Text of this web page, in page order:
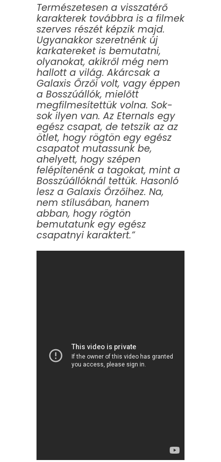
Természetesen a visszatérő
karakterek továbbra is a filmek
szerves részét képzik majd.
Ugyanakkor szeretnénk új
karkatereket is bemutatni,
olyanokat, akikről még nem
hallott a világ. Akárcsak a
Galaxis Őrzői volt, vagy éppen
a Bosszúállók, mielőtt
megfilmesítettük volna. Sok-
sok ilyen van. Az Eternals egy
egész csapat, de tetszik az az
ötlet, hogy rögtön egy egész
csapatot mutassunk be,
ahelyett, hogy szépen
felépítenénk a tagokat, mint a
Bosszúállóknál tettük. Hasonló
lesz a Galaxis Őrzőihez. Na,
nem stílusában, hanem
abban, hogy rögtön
bemutatunk egy egész
csapatnyi karaktert.”